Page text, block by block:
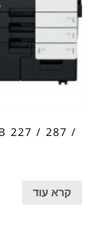
227 / 287 /
קרא עוד